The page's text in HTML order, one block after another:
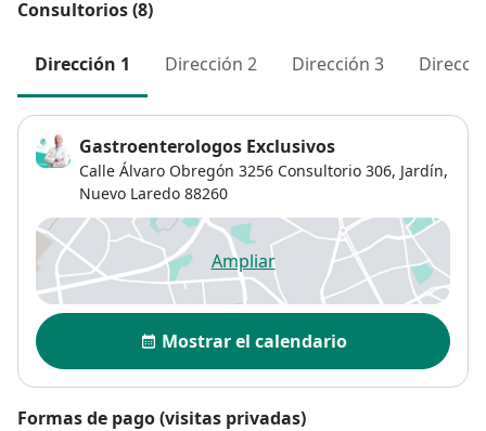
Consultorios (8)
Dirección 1 Dirección 2 Dirección 3
Gastroenterologos Exclusivos
Calle Álvaro Obregón 3256 Consultorio 306, Jardín,
Nuevo Laredo 88260
Ampliarse abre en una nueva
Disponibilidad
Mostrar el calendario
Formas de pago (visitas privadas)